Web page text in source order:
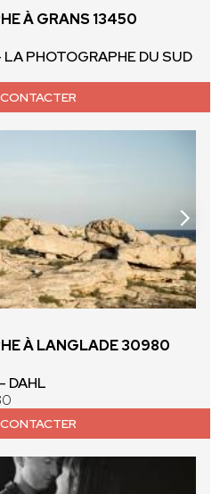
À GRANS 13450
PHOTOGRAPHE DU SUD
CONTACTER
À LANGLADE 30980
DAHL
CONTACTER